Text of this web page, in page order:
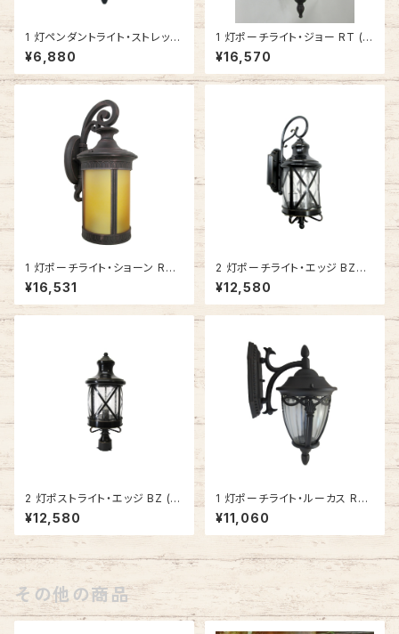
1 灯ペンダントライト・ストレッチ
BK (ブラック) #IM-0032H-B
K
¥6,880
1 灯ポーチライト・ジョー RT (ラ
スティックブロンズ) #IM-606
6RT
¥16,570
1 灯ポーチライト・ショーン RT
(ラスティックブロンズ) #IM-70
17RT
¥16,531
2 灯ポーチライト・エッジ BZ
(グロッシーブラック) #IM-5120
BZ
¥12,580
2 灯ポストライト・エッジ BZ (グ
ロッシーブラック) #IM-5123B
Z
¥12,580
1 灯ポーチライト・ルーカス RU
ST (ラスト) #IM-0008WD-R
UST
¥11,060
その他の商品